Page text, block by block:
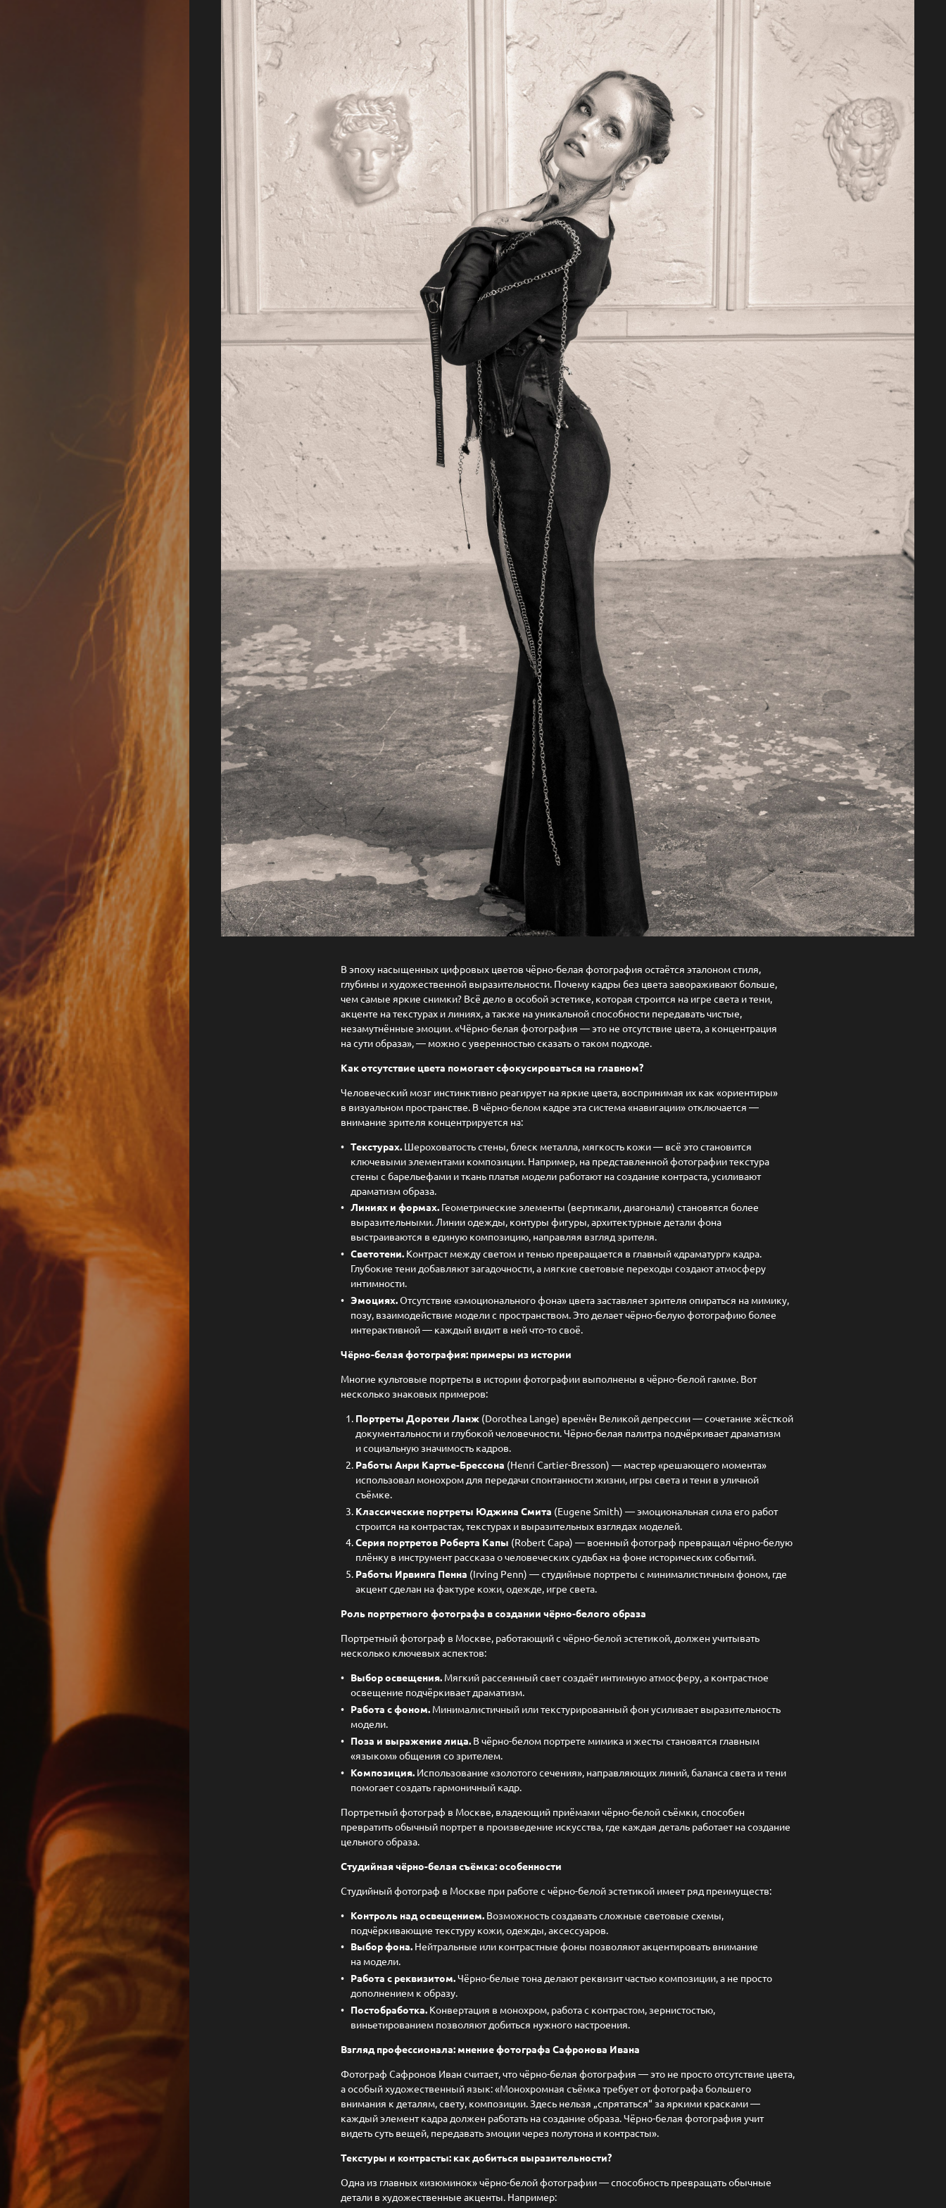
В эпоху насыщенных цифровых цветов чёрно-белая фотография остаётся эталоном стиля,
глубины и художественной выразительности. Почему кадры без цвета завораживают больше,
чем самые яркие снимки? Всё дело в особой эстетике, которая строится на игре света и тени,
акценте на текстурах и линиях, а также на уникальной способности передавать чистые,
незамутнённые эмоции. «Чёрно-белая фотография — это не отсутствие цвета, а концентрация
на сути образа», — можно с уверенностью сказать о таком подходе.
Как отсутствие цвета помогает сфокусироваться на главном?
Человеческий мозг инстинктивно реагирует на яркие цвета, воспринимая их как «ориентиры»
в визуальном пространстве. В чёрно-белом кадре эта система «навигации» отключается —
внимание зрителя концентрируется на:
Текстурах.Шероховатость стены, блеск металла, мягкость кожи — всё это становится
ключевыми элементами композиции. Например, на представленной фотографии текстура
стены с барельефами и ткань платья модели работают на создание контраста, усиливают
драматизм образа.
Линиях и формах.Геометрические элементы (вертикали, диагонали) становятся более
выразительными. Линии одежды, контуры фигуры, архитектурные детали фона
выстраиваются в единую композицию, направляя взгляд зрителя.
Светотени.Контраст между светом и тенью превращается в главный «драматург» кадра.
Глубокие тени добавляют загадочности, а мягкие световые переходы создают атмосферу
интимности.
Эмоциях.Отсутствие «эмоционального фона» цвета заставляет зрителя опираться на мимику,
позу, взаимодействие модели с пространством. Это делает чёрно-белую фотографию более
интерактивной — каждый видит в ней что-то своё.
Чёрно-белая фотография: примеры из истории
Многие культовые портреты в истории фотографии выполнены в чёрно-белой гамме. Вот
несколько знаковых примеров:
Портреты Доротеи Ланж(Dorothea Lange) времён Великой депрессии — сочетание жёсткой
документальности и глубокой человечности. Чёрно-белая палитра подчёркивает драматизм
и социальную значимость кадров.
Работы Анри Картье-Брессона (Henri Cartier-Bresson) — мастер «решающего момента»
использовал монохром для передачи спонтанности жизни, игры света и тени в уличной
съёмке.
Классические портреты Юджина Смита (Eugene Smith) — эмоциональная сила его работ
строится на контрастах, текстурах и выразительных взглядах моделей.
Серия портретов Роберта Капы (Robert Capa) — военный фотограф превращал чёрно-белую
плёнку в инструмент рассказа о человеческих судьбах на фоне исторических событий.
Работы Ирвинга Пенна (Irving Penn) — студийные портреты с минималистичным фоном, где
акцент сделан на фактуре кожи, одежде, игре света.
Роль портретного фотографа в создании чёрно-белого образа
Портретный фотограф в Москве, работающий с чёрно-белой эстетикой, должен учитывать
несколько ключевых аспектов:
Выбор освещения.Мягкий рассеянный свет создаёт интимную атмосферу, а контрастное
освещение подчёркивает драматизм.
Работа с фоном.Минималистичный или текстурированный фон усиливает выразительность
модели.
Поза и выражение лица.В чёрно-белом портрете мимика и жесты становятся главным
«языком» общения со зрителем.
Композиция.Использование «золотого сечения», направляющих линий, баланса света и тени
помогает создать гармоничный кадр.
Портретный фотограф в Москве, владеющий приёмами чёрно-белой съёмки, способен
превратить обычный портрет в произведение искусства, где каждая деталь работает на создание
цельного образа.
Студийная чёрно-белая съёмка: особенности
Студийный фотограф в Москве при работе с чёрно-белой эстетикой имеет ряд преимуществ:
Контроль над освещением.Возможность создавать сложные световые схемы,
подчёркивающие текстуру кожи, одежды, аксессуаров.
Выбор фона.Нейтральные или контрастные фоны позволяют акцентировать внимание
на модели.
Работа с реквизитом.Чёрно-белые тона делают реквизит частью композиции, а не просто
дополнением к образу.
Постобработка.Конвертация в монохром, работа с контрастом, зернистостью,
виньетированием позволяют добиться нужного настроения.
Взгляд профессионала: мнение фотографа Сафронова Ивана
Фотограф Сафронов Иван считает, что чёрно-белая фотография — это не просто отсутствие цвета,
а особый художественный язык: «Монохромная съёмка требует от фотографа большего
внимания к деталям, свету, композиции. Здесь нельзя „спрятаться“ за яркими красками —
каждый элемент кадра должен работать на создание образа. Чёрно-белая фотография учит
видеть суть вещей, передавать эмоции через полутона и контрасты».
Текстуры и контрасты: как добиться выразительности?
Одна из главных «изюминок» чёрно-белой фотографии — способность превращать обычные
детали в художественные акценты. Например: